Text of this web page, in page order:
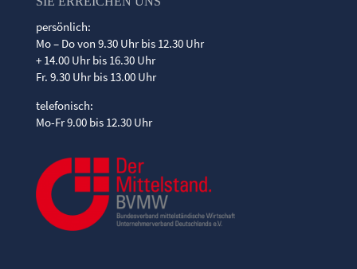
persönlich:
Mo – Do von 9.30 Uhr bis 12.30 Uhr
+ 14.00 Uhr bis 16.30 Uhr
Fr. 9.30 Uhr bis 13.00 Uhr
telefonisch:
Mo-Fr 9.00 bis 12.30 Uhr